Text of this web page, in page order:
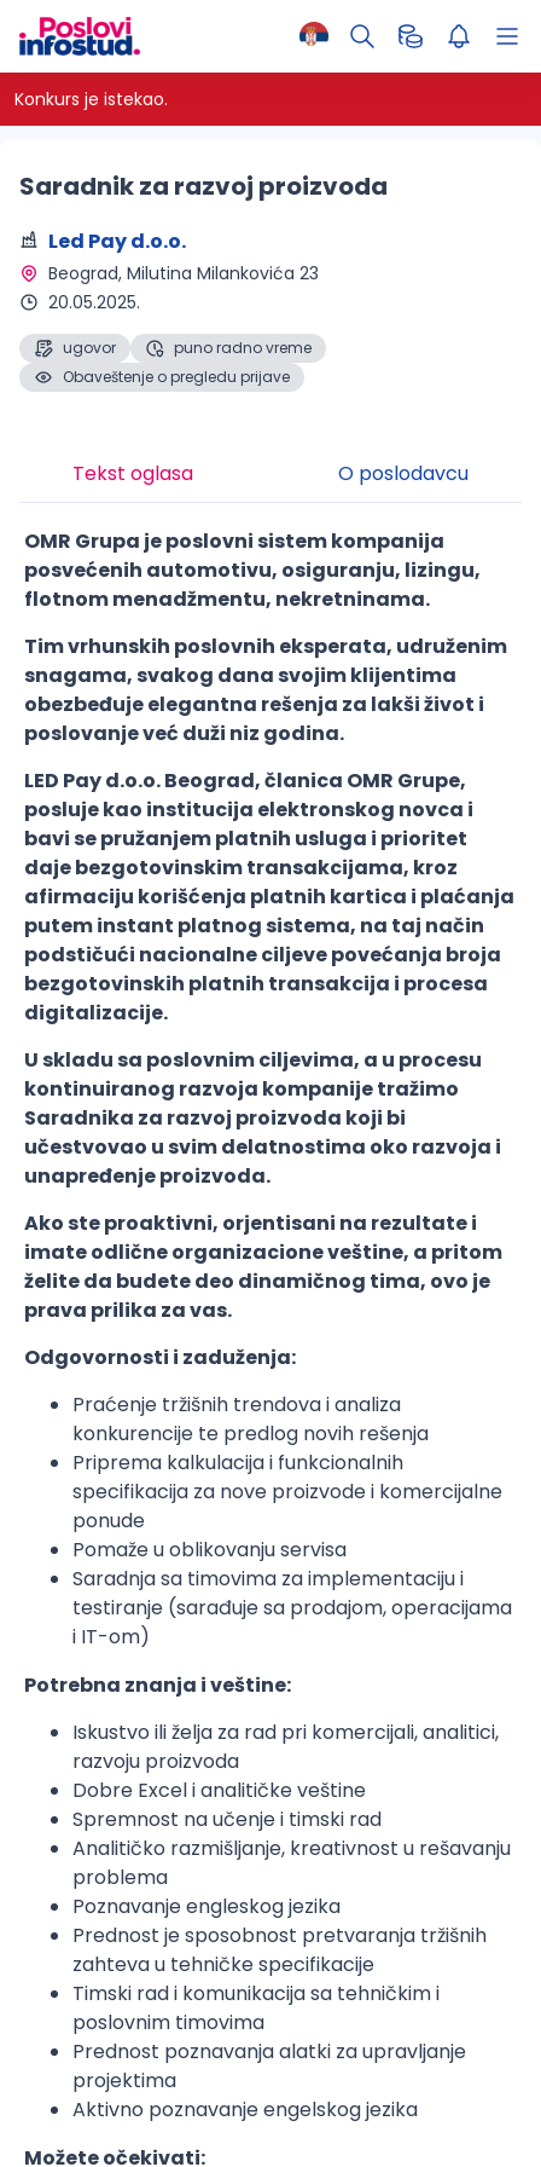
Konkurs je istekao.
Saradnik za razvoj proizvoda
Led Pay d.o.o.
Beograd, Milutina Milankovića 23
20.05.2025.
ugovor
puno radno vreme
Obaveštenje o pregledu prijave
Tekst oglasa O poslodavcu
OMR Grupa je poslovni sistem kompanija
posvećenih automotivu, osiguranju, lizingu,
flotnom menadžmentu, nekretninama.
Tim vrhunskih poslovnih eksperata, udruženim
snagama, svakog dana svojim klijentima
obezbeđuje elegantna rešenja za lakši život i
poslovanje već duži niz godina.
LED Pay d.o.o. Beograd, članica OMR Grupe,
posluje kao institucija elektronskog novca i
bavi se pružanjem platnih usluga i prioritet
daje bezgotovinskim transakcijama, kroz
afirmaciju korišćenja platnih kartica i plaćanja
putem instant platnog sistema, na taj način
podstičući nacionalne ciljeve povećanja broja
bezgotovinskih platnih transakcija i procesa
digitalizacije.
U skladu sa poslovnim ciljevima, a u procesu
kontinuiranog razvoja kompanije tražimo
Saradnika za razvoj proizvoda koji bi
učestvovao u svim delatnostima oko razvoja i
unapređenje proizvoda.
Ako ste proaktivni, orjentisani na rezultate i
imate odlične organizacione veštine, a pritom
želite da budete deo dinamičnog tima, ovo je
prava prilika za vas.
Odgovornosti i zaduženja:
Praćenje tržišnih trendova i analiza
konkurencije te predlog novih rešenja
Priprema kalkulacija i funkcionalnih
specifikacija za nove proizvode i komercijalne
ponude
Pomaže u oblikovanju servisa
Saradnja sa timovima za implementaciju i
testiranje (sarađuje sa prodajom, operacijama
i IT-om)
Potrebna znanja i veštine:
Iskustvo ili želja za rad pri komercijali, analitici,
razvoju proizvoda
Dobre Excel i analitičke veštine
Spremnost na učenje i timski rad
Analitičko razmišljanje, kreativnost u rešavanju
problema
Poznavanje engleskog jezika
Prednost je sposobnost pretvaranja tržišnih
zahteva u tehničke specifikacije
Timski rad i komunikacija sa tehničkim i
poslovnim timovima
Prednost poznavanja alatki za upravljanje
projektima
Aktivno poznavanje engelskog jezika
Možete očekivati: